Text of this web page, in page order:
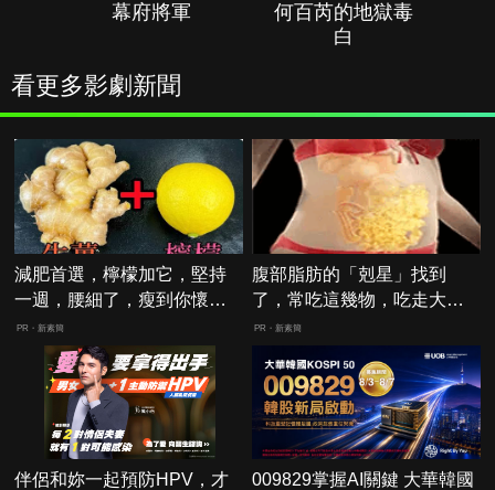
幕府將軍
何百芮的地獄毒
白
看更多影劇新聞
減肥首選，檸檬加它，堅持
一週，腰細了，瘦到你懷疑
人生
PR・新素簡
腹部脂肪的「剋星」找到
了，常吃這幾物，吃走大肚
囊，瘦出小蠻腰
PR・新素簡
伴侶和妳一起預防HPV，才
009829掌握AI關鍵 大華韓國